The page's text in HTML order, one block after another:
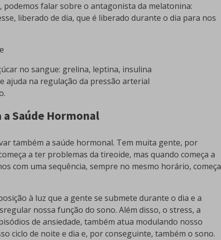
falar sobre o antagonista da melatonina:
liberado de dia, que é liberado durante o dia para nos
no sangue: grelina, leptina, insulina
ajuda na regulação da pressão arterial
Saúde Hormonal
também a saúde hormonal. Tem muita gente, por
a ter problemas da tireoide, mas quando começa a
com uma sequência, sempre no mesmo horário, começa
à luz que a gente se submete durante o dia e a
nossa função do sono. Além disso, o stress, a
de ansiedade, também atua modulando nosso
ciclo de noite e dia e, por conseguinte, também o sono.